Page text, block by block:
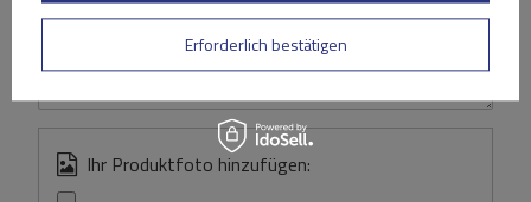
Inhalt Ihrer Bewertung
Ihr Produktfoto hinzufügen:
Erforderlich bestätigen